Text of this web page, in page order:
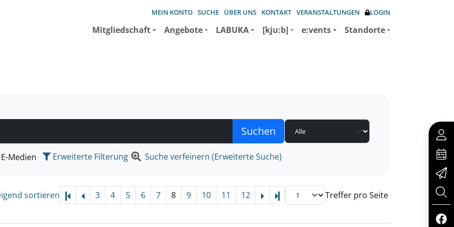
MEIN KONTO SUCHE ÜBER UNS KONTAKT VERANSTALTUNGEN LOGIN
Mitgliedschaft Angebote LABUKA [kju:b] e:vents Standorte
suchen wollen.
E-Medien Erweiterte Filterung Suche verfeinern (Erweiterte Suche)
sortieren 3 4 5 6 7 8 9 10 11 12 Letzte SeiteTreffer pro Seite